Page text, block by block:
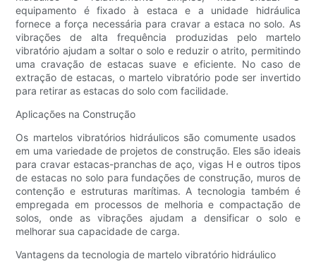
equipamento é fixado à estaca e a unidade hidráulica
fornece a força necessária para cravar a estaca no solo. As
vibrações de alta frequência produzidas pelo martelo
vibratório ajudam a soltar o solo e reduzir o atrito, permitindo
uma cravação de estacas suave e eficiente. No caso de
extração de estacas, o martelo vibratório pode ser invertido
para retirar as estacas do solo com facilidade.
Aplicações na Construção
Os martelos vibratórios hidráulicos são comumente usados ​​
em uma variedade de projetos de construção. Eles são ideais
para cravar estacas-pranchas de aço, vigas H e outros tipos
de estacas no solo para fundações de construção, muros de
contenção e estruturas marítimas. A tecnologia também é
empregada em processos de melhoria e compactação de
solos, onde as vibrações ajudam a densificar o solo e
melhorar sua capacidade de carga.
Vantagens da tecnologia de martelo vibratório hidráulico